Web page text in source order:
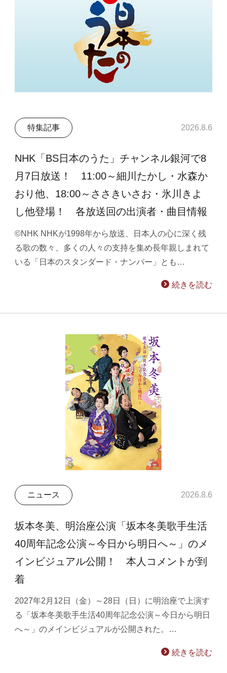
特集記事 2026.8.6
NHK「BS日本のうた」チャンネル銀河で8
月7日放送！ 11:00～細川たかし・水森か
おり他、18:00～ささきいさお・氷川きよ
し他登場！ 各放送回の出演者・曲目情報
©NHK NHKが1998年から放送、日本人の心に深く残
る歌の数々、多くの人々の支持を集め長年親しまれて
いる「日本のスタンダード・ナンバー」とも…
続きを読む
ニュース 2026.8.6
坂本冬美、明治座公演「坂本冬美歌手生活
40周年記念公演～今日から明日へ～」のメ
インビジュアル公開！ 本人コメントが到
着
2027年2月12日（金）～28日（日）に明治座で上演す
る「坂本冬美歌手生活40周年記念公演～今日から明日
へ～」のメインビジュアルが公開された。…
続きを読む